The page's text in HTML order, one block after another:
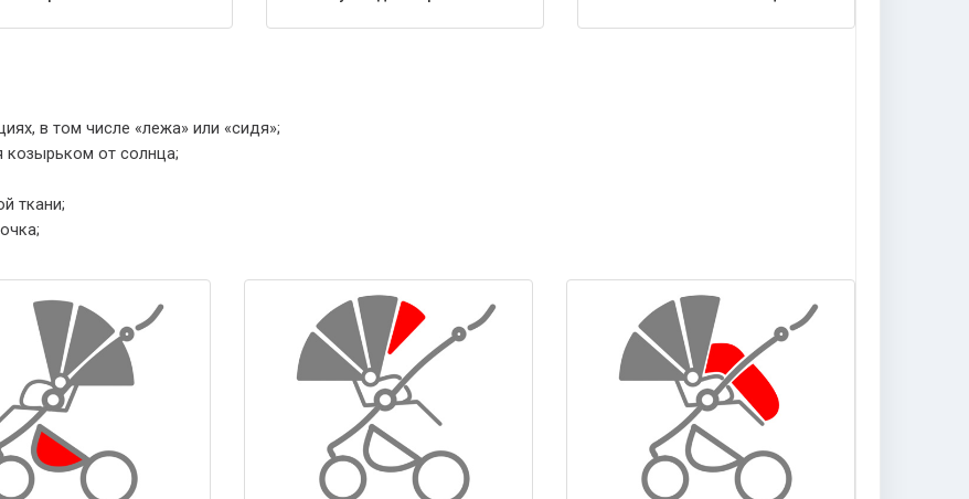
в том числе «лежа» или «сидя»;
от солнца;
ткани;